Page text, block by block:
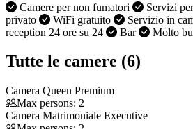
Camere per non fumatori Servizi
privato
WiFi gratuito Servizio in
reception 24 ore su 24
Bar Molto
Tutte le camere (6)
Camera Queen Premium
Max persons: 2
Camera Matrimoniale Executive